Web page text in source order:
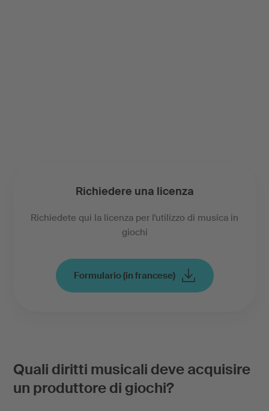
Richiedere una licenza
Richiedete qui la licenza per l'utilizzo di musica in
giochi
Formulario (in francese)
Quali diritti musicali deve acquisire
un produttore di giochi?